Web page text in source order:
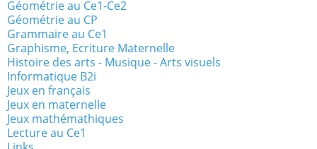
Géométrie au Ce1-Ce2
Géométrie au CP
Grammaire au Ce1
Graphisme, Ecriture Maternelle
Histoire des arts - Musique - Arts visuels
Informatique B2i
Jeux en français
Jeux en maternelle
Jeux mathémathiques
Lecture au Ce1